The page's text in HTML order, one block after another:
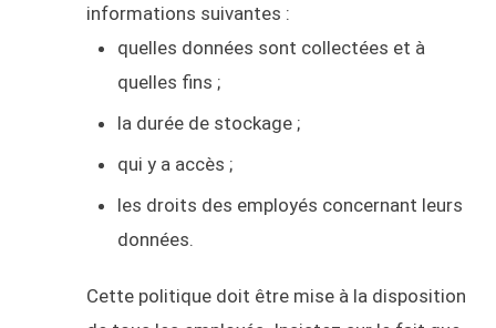
informations suivantes :
quelles données sont collectées et à
quelles fins ;
la durée de stockage ;
qui y a accès ;
les droits des employés concernant leurs
données.
Cette politique doit être mise à la disposition